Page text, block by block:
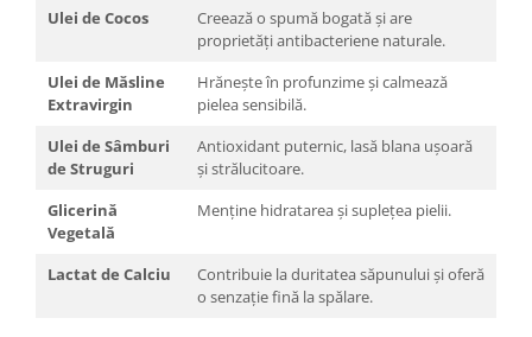
Electroliti
Cacao
Ulei de Cocos
Creează o spumă bogată și are
proprietăți antibacteriene naturale.
Ulei de Măsline
Extravirgin
Hrănește în profunzime și calmează
pielea sensibilă.
Ulei de Sâmburi
de Struguri
Antioxidant puternic, lasă blana ușoară
și strălucitoare.
Glicerină
Vegetală
Menține hidratarea și suplețea pielii.
Lactat de Calciu
Contribuie la duritatea săpunului și oferă
o senzație fină la spălare.